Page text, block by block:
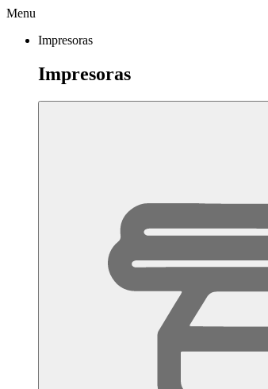
Menu
Impresoras
Impresoras